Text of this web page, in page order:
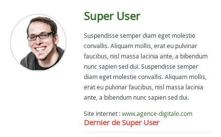
Super User
Suspendisse semper diam eget molestie
convallis. Aliquam mollis, erat eu pulvinar
faucibus, nisl massa lacinia ante, a bibendum
nunc sapien sed dui. Suspendisse semper
diam eget molestie convallis. Aliquam mollis,
erat eu pulvinar faucibus, nisl massa lacinia
ante, a bibendum nunc sapien sed dui.
Site internet : www.agence-digitale.com
Dernier de Super User